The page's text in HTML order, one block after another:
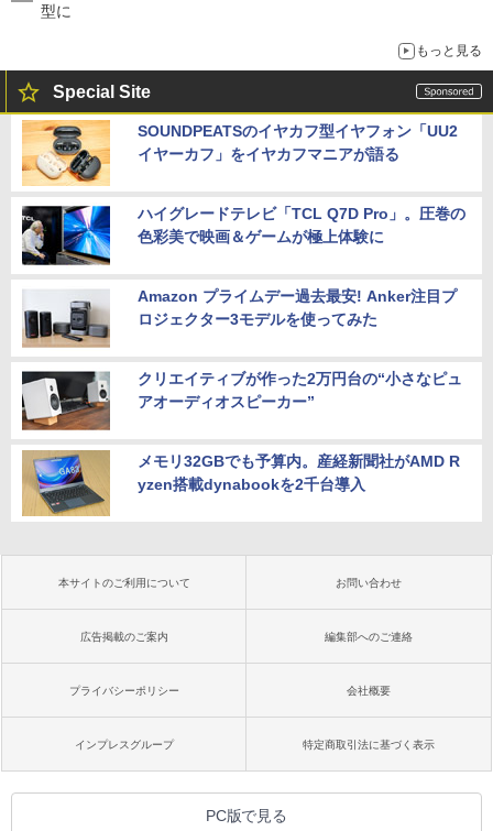
型に
もっと見る
Special Site
SOUNDPEATSのイヤカフ型イヤフォン「UU2
イヤーカフ」をイヤカフマニアが語る
ハイグレードテレビ「TCL Q7D Pro」。圧巻の
色彩美で映画＆ゲームが極上体験に
Amazon プライムデー過去最安! Anker注目プ
ロジェクター3モデルを使ってみた
クリエイティブが作った2万円台の“小さなピュ
アオーディオスピーカー”
メモリ32GBでも予算内。産経新聞社がAMD R
yzen搭載dynabookを2千台導入
本サイトのご利用について お問い合わせ
広告掲載のご案内 編集部へのご連絡
プライバシーポリシー 会社概要
インプレスグループ 特定商取引法に基づく表示
PC版で見る